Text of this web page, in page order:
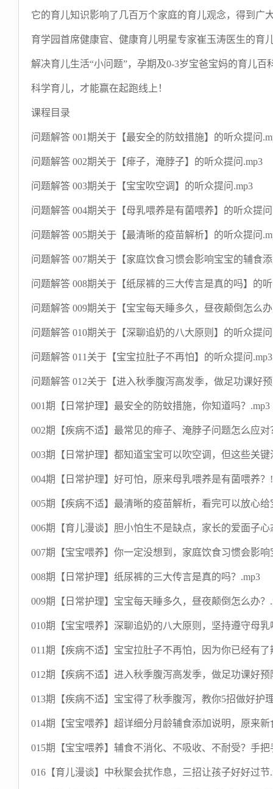
它的育儿知识影响了几百万个家庭的育儿观念，得到广
育学园首席健康官、健康育儿明星专家崔玉涛医生的育
解决育儿生活“小问题”，孕期及0-3岁宝爸宝妈的育儿百
科学育儿，才能赢在起跑线上！
课程目录
问题解答 001期关于【最安全的防蚊措施】的听众提问
问题解答 002期关于【痱子，淹脖子】的听众提问.mp3
问题解答 003期关于【宝宝吹空调】的听众提问.mp3
问题解答 004期关于【母乳喂养是有菌喂养】的听众提问
问题解答 005期关于【最清晰的疫苗解析】的听众提问
问题解答 007期关于【家庭饮食习惯会影响宝宝的辅食
问题解答 008期关于【纸尿裤的三大传言是真的吗】的
问题解答 009期关于【宝宝每天睡多久，昼夜颠倒怎么
问题解答 010期关于【深聊追奶的八大原则】的听众提问
问题解答 011关于【宝宝拉肚子不再怕】的听众提问.mp3
问题解答 012关于【进入秋季腹泻高发季，做足功课好
001期【日常护理】最安全的防蚊措施，你知道吗？.mp3
002期【疾病不适】最常见的痱子、淹脖子问题怎么应对
003期【日常护理】都知道宝宝可以吹空调，但这些关键
004期【日常护理】好可怕，原来母乳喂养是有菌喂养？
005期【疾病不适】最清晰的疫苗解析，看完可以放心给
006期【育儿漫谈】胆小怕生不是缺点，家长的爱面子心
007期【宝宝喂养】你一定没想到，家庭饮食习惯会影响
008期【日常护理】纸尿裤的三大传言是真的吗？.mp3
009期【日常护理】宝宝每天睡多久，昼夜颠倒怎么办？
010期【宝宝喂养】深聊追奶的八大原则，坚持遵守母乳
011期【疾病不适】宝宝拉肚子不再怕，因为你已经有
012期【疾病不适】进入秋季腹泻高发季，做足功课好预
013期【疾病不适】宝宝得了秋季腹泻，教你5招做好护
014期【宝宝喂养】超详细分月龄辅食添加说明，原来新
015期【宝宝喂养】辅食不消化、不吸收、不耐受？手
016【育儿漫谈】中秋聚会扰作息，三招让孩子好好过节